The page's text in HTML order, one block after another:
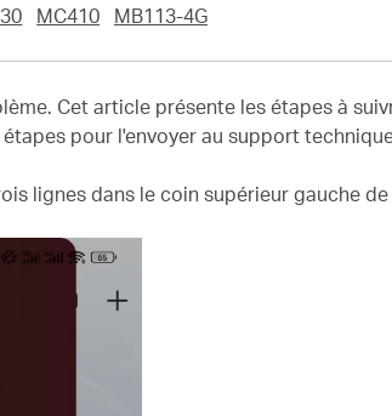
MC410 MB113-4G
Cet article présente les étapes à
pour l'envoyer au support
lignes dans le coin supérieur gauche